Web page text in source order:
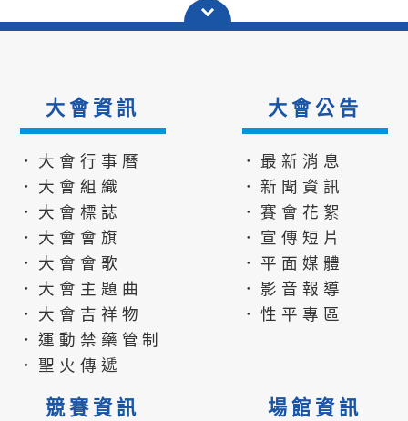
大會資訊
．大會行事曆
．大會組織
．大會標誌
．大會會旗
．大會會歌
．大會主題曲
．大會吉祥物
．運動禁藥管制
．聖火傳遞
大會公告
．最新消息
．新聞資訊
．賽會花絮
．宣傳短片
．平面媒體
．影音報導
．性平專區
競賽資訊 場館資訊